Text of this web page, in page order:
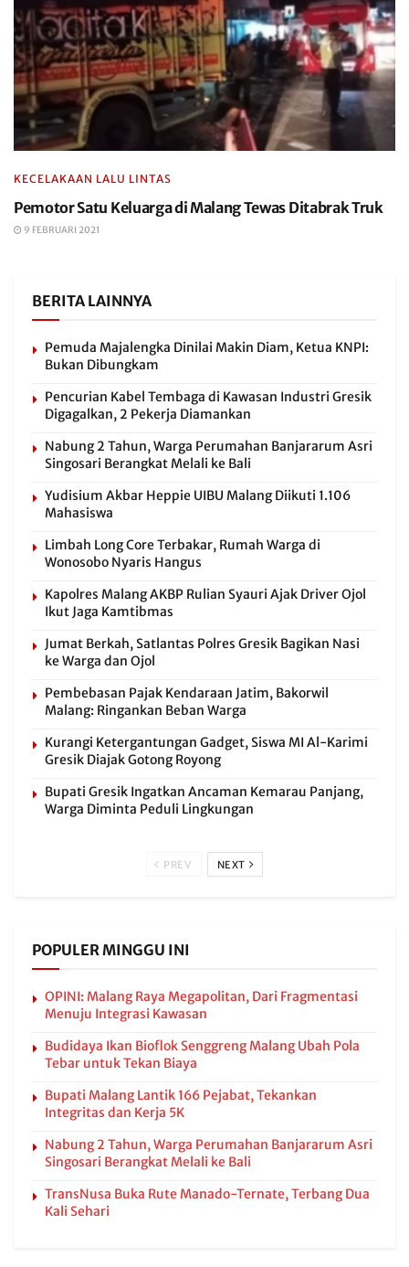
KECELAKAAN LALU LINTAS
Pemotor Satu Keluarga di Malang Tewas Ditabrak Truk
9 FEBRUARI 2021
BERITA LAINNYA
Pemuda Majalengka Dinilai Makin Diam, Ketua KNPI:
Bukan Dibungkam
Pencurian Kabel Tembaga di Kawasan Industri Gresik
Digagalkan, 2 Pekerja Diamankan
Nabung 2 Tahun, Warga Perumahan Banjararum Asri
Singosari Berangkat Melali ke Bali
Yudisium Akbar Heppie UIBU Malang Diikuti 1.106
Mahasiswa
Limbah Long Core Terbakar, Rumah Warga di
Wonosobo Nyaris Hangus
Kapolres Malang AKBP Rulian Syauri Ajak Driver Ojol
Ikut Jaga Kamtibmas
Jumat Berkah, Satlantas Polres Gresik Bagikan Nasi
ke Warga dan Ojol
Pembebasan Pajak Kendaraan Jatim, Bakorwil
Malang: Ringankan Beban Warga
Kurangi Ketergantungan Gadget, Siswa MI Al-Karimi
Gresik Diajak Gotong Royong
Bupati Gresik Ingatkan Ancaman Kemarau Panjang,
Warga Diminta Peduli Lingkungan
PREV NEXT
POPULER MINGGU INI
OPINI: Malang Raya Megapolitan, Dari Fragmentasi
Menuju Integrasi Kawasan
Budidaya Ikan Bioflok Senggreng Malang Ubah Pola
Tebar untuk Tekan Biaya
Bupati Malang Lantik 166 Pejabat, Tekankan
Integritas dan Kerja 5K
Nabung 2 Tahun, Warga Perumahan Banjararum Asri
Singosari Berangkat Melali ke Bali
TransNusa Buka Rute Manado-Ternate, Terbang Dua
Kali Sehari